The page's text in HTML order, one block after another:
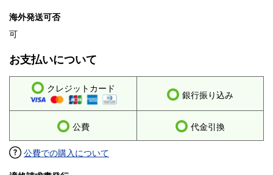
海外発送可否
可
お支払いについて
クレジットカード
銀行振り込み
公費 代金引換
公費での購入について